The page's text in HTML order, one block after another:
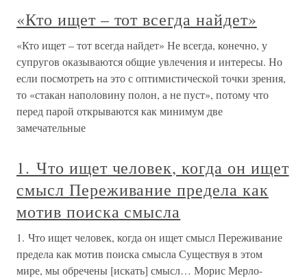
«Кто ищет – тот всегда найдет»
«Кто ищет – тот всегда найдет» Не всегда, конечно, у
супругов оказываются общие увлечения и интересы. Но
если посмотреть на это с оптимистической точки зрения,
то «стакан наполовину полон, а не пуст», потому что
перед парой открываются как минимум две
замечательные
1. Что ищет человек, когда он ищет
смысл Переживание предела как
мотив поиска смысла
1. Что ищет человек, когда он ищет смысл Переживание
предела как мотив поиска смысла Существуя в этом
мире, мы обречены [искать] смысл… Морис Мерло-